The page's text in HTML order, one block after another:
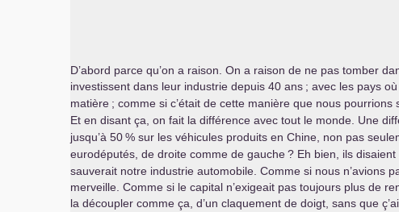
D’abord parce qu’on a raison. On a raison de ne pas tomber
investissent dans leur industrie depuis 40 ans ; avec les pays
matière ; comme si c’était de cette manière que nous
Et en disant ça, on fait la différence avec tout le monde. Une
jusqu’à 50% sur les véhicules produits en Chine, non pas
eurodéputés, de droite comme de gauche? Eh bien, ils disaient
sauverait notre industrie automobile. Comme si nous n’avions
merveille. Comme si le capital n’exigeait pas toujours plus de
la découpler comme ça, d’un claquement de doigt, sans que